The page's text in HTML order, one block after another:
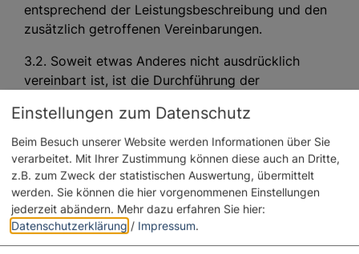
entsprechend der Leistungsbeschreibung und den
zusätzlich getroffenen Vereinbarungen.
3.2. Soweit etwas Anderes nicht ausdrücklich
vereinbart ist, ist die Durchführung der
Geoparkführer geschuldet. Vielmehr obliegt die
Auswahl des jeweiligen Gästeführers nach
Maßgabe der erforderlichen Qualifikation dem
GReV.
3.3. Auch im Falle der Benennung oder
ausdrücklichen Vereinbarung eines bestimmten
Geoparkführers bleibt es vorbehalten, diesen im
Einstellungen zum Datenschutz
Beim Besuch unserer Website werden Informationen über Sie
verarbeitet. Mit Ihrer Zustimmung können diese auch an Dritte,
z.B. zum Zweck der statistischen Auswertung, übermittelt
werden. Sie können die hier vorgenommenen Einstellungen
jederzeit abändern. Mehr dazu erfahren Sie hier:
Datenschutzerklärung / Impressum.